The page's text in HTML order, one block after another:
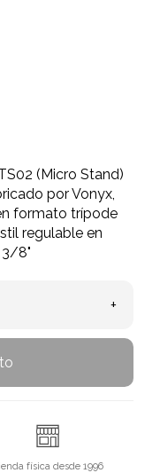
(Micro Stand)
por Vonyx,
formato trípode
regulable en
3/8"
+
física desde 1996